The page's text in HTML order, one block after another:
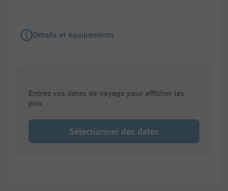
Détails et équipements
Entrez vos dates de voyage pour afficher les
prix
Sélectionner des dates